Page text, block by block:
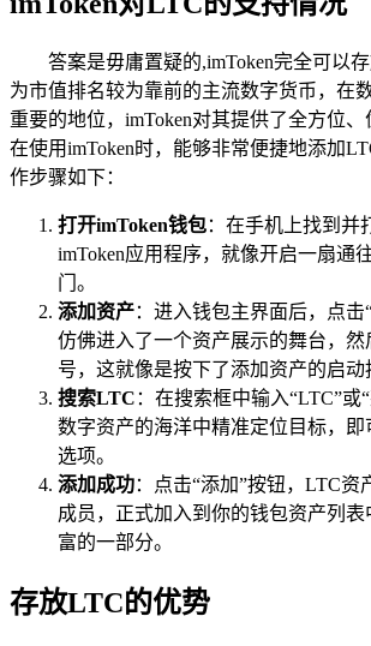
答案是毋庸置疑的,imToken完全可以
为市值排名较为靠前的主流数字货币，在
重要的地位，imToken对其提供了全方位
在使用imToken时，能够非常便捷地添加
作步骤如下：
打开imToken钱包：在手机上找到并
imToken应用程序，就像开启一扇通
门。
添加资产：进入钱包主界面后，点击
仿佛进入了一个资产展示的舞台，然
号，这就像是按下了添加资产的启动
搜索LTC ：在搜索框中输入“LTC”或
数字资产的海洋中精准定位目标，即
选项。
添加成功：点击“添加”按钮，LTC资
成员，正式加入到你的钱包资产列
富的一部分。
存放LTC的优势